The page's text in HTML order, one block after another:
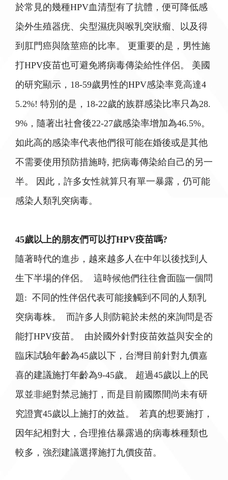
於常見的幾種HPV血清型有了抗體，便可降低感
染外生殖器疣、尖型濕疣與喉乳突狀瘤、以及得
到肛門癌與陰莖癌的比率。 更重要的是，男性施
打HPV疫苗也可避免將病毒傳染給性伴侶。 美國
的研究顯示，18-59歲男性的HPV感染率竟高達4
5.2%! 特別的是，18-22歲的族群感染比率只為28.
9%，隨著出社會後22-27歲感染率增加為46.5%。
如此高的感染率代表他們很可能在婚後或是其他
不需要使用預防措施時, 把病毒傳染給自己的另一
半。 因此，許多女性就算只有單一暴露，仍可能
感染人類乳突病毒。
45歲以上的朋友們可以打HPV疫苗嗎?
隨著時代的進步，越來越多人在中年以後找到人
生下半場的伴侶。 這時候他們往往會面臨一個問
題: 不同的性伴侶代表可能接觸到不同的人類乳
突病毒株。 而許多人則防範於未然的來詢問是否
能打HPV疫苗。 由於國外針對疫苗效益與安全的
臨床試驗年齡為45歲以下，台灣目前針對九價嘉
喜的建議施打年齡為9-45歲。 超過45歲以上的民
眾並非絕對禁忌施打，而是目前國際間尚未有研
究證實45歲以上施打的效益。 若真的想要施打，
因年紀相對大，合理推估暴露過的病毒株種類也
較多，強烈建議選擇施打九價疫苗。